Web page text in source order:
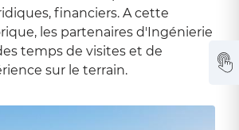
financiers. A cette
les partenaires d'Ingénierie
temps de visites et de
sur le terrain.